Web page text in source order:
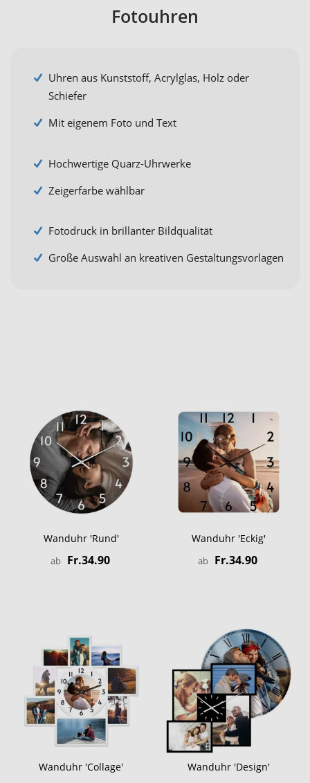
Fotouhren
Uhren aus Kunststoff, Acrylglas, Holz oder
Schiefer
Mit eigenem Foto und Text
Hochwertige Quarz-Uhrwerke
Zeigerfarbe wählbar
Fotodruck in brillanter Bildqualität
Große Auswahl an kreativen Gestaltungsvorlagen
Wanduhr 'Rund'
ab Fr.34.90
Wanduhr 'Eckig'
ab Fr.34.90
Wanduhr 'Collage' Wanduhr 'Design'